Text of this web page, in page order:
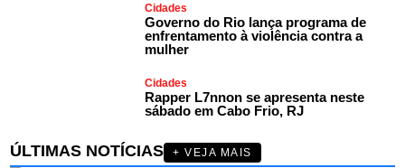
Cidades
Governo do Rio lança programa de
enfrentamento à violência contra a
mulher
Cidades
Rapper L7nnon se apresenta neste
sábado em Cabo Frio, RJ
ÚLTIMAS NOTÍCIAS
+ VEJA MAIS